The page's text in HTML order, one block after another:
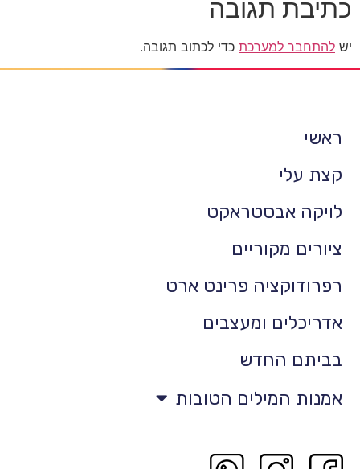
כתיבת תגובה
יש להתחבר למערכת כדי לכתוב תגובה.
ראשי
קצת עלי
לויקה אבסטראקט
ציורים מקוריים
רפרודוקציה פרינט ארט
אדריכלים ומעצבים
בביתם החדש
אמנות המילים הטובות